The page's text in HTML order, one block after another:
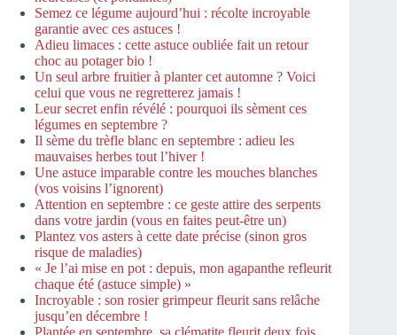
Semez ce légume aujourd’hui : récolte incroyable
garantie avec ces astuces !
Adieu limaces : cette astuce oubliée fait un retour
choc au potager bio !
Un seul arbre fruitier à planter cet automne ? Voici
celui que vous ne regretterez jamais !
Leur secret enfin révélé : pourquoi ils sèment ces
légumes en septembre ?
Il sème du trèfle blanc en septembre : adieu les
mauvaises herbes tout l’hiver !
Une astuce imparable contre les mouches blanches
(vos voisins l’ignorent)
Attention en septembre : ce geste attire des serpents
dans votre jardin (vous en faites peut-être un)
Plantez vos asters à cette date précise (sinon gros
risque de maladies)
« Je l’ai mise en pot : depuis, mon agapanthe refleurit
chaque été (astuce simple) »
Incroyable : son rosier grimpeur fleurit sans relâche
jusqu’en décembre !